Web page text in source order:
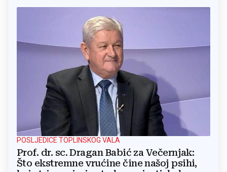
POSLJEDICE TOPLINSKOG VALA
Prof. dr. sc. Dragan Babić za Večernjak:
Što ekstremne vrućine čine našoj psihi,